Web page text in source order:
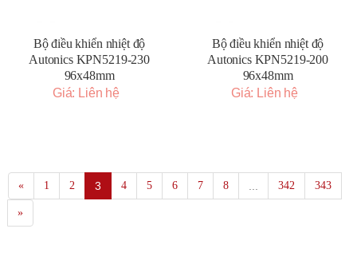
Bộ điều khiển nhiệt độ
Autonics KPN5219-230
96x48mm
Giá: Liên hệ
Bộ điều khiển nhiệt độ
Autonics KPN5219-200
96x48mm
Giá: Liên hệ
« 1 2 3 4 5 6 7 8 342 343
»